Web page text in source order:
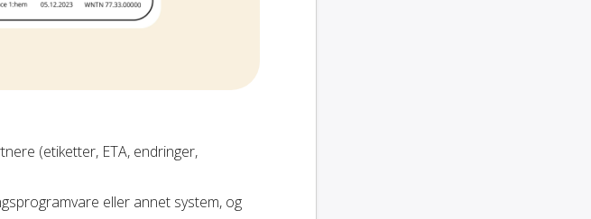
(etiketter, ETA, endringer,
eller annet system, og